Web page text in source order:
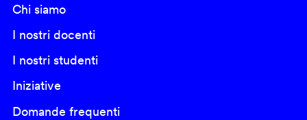
Chi siamo
I nostri docenti
I nostri studenti
Iniziative
Domande frequenti